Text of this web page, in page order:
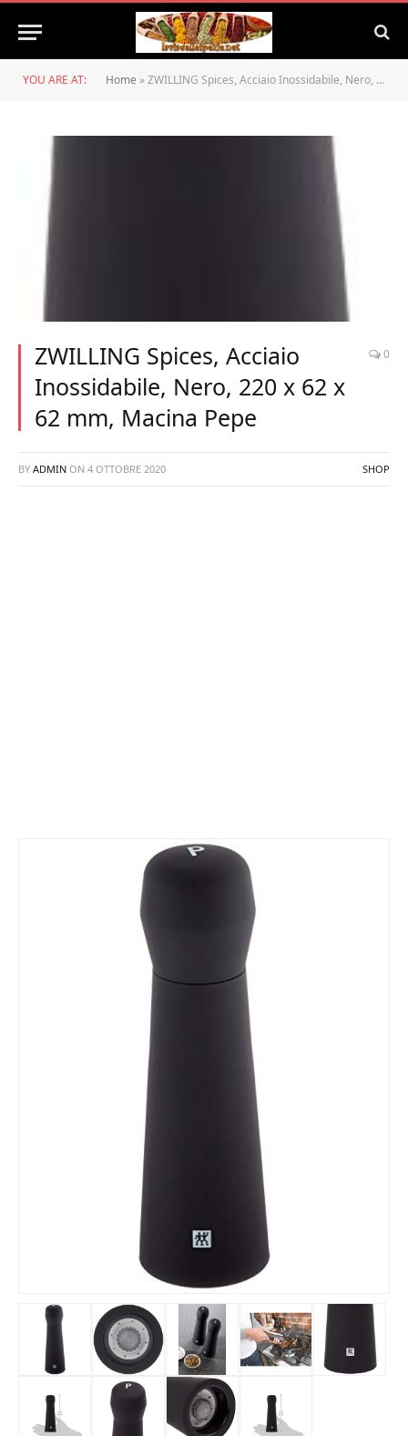
YOU ARE AT: Home »ZWILLING Spices, Acciaio Inossidabile, Nero, 220 x 62 x 62 mm, Macina Pepe
ZWILLING Spices, Acciaio
Inossidabile, Nero, 220 x 62 x
62 mm, Macina Pepe
0
BY ADMIN ON 4 OTTOBRE 2020 SHOP